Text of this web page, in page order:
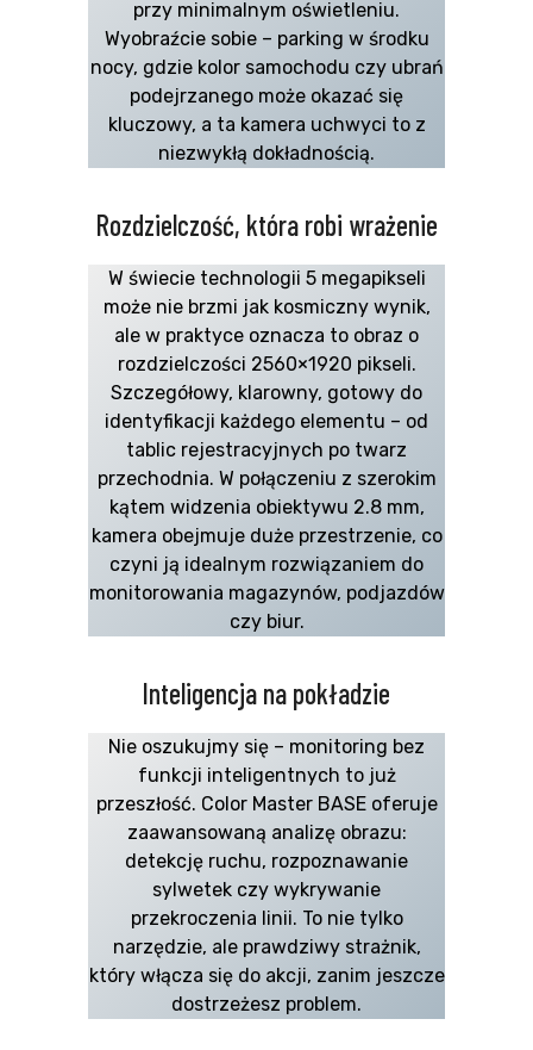
przy minimalnym oświetleniu.
Wyobraźcie sobie – parking w środku
nocy, gdzie kolor samochodu czy ubrań
podejrzanego może okazać się
kluczowy, a ta kamera uchwyci to z
niezwykłą dokładnością.
Rozdzielczość, która robi wrażenie
W świecie technologii 5 megapikseli
może nie brzmi jak kosmiczny wynik,
ale w praktyce oznacza to obraz o
rozdzielczości 2560×1920 pikseli.
Szczegółowy, klarowny, gotowy do
identyfikacji każdego elementu – od
tablic rejestracyjnych po twarz
przechodnia. W połączeniu z szerokim
kątem widzenia obiektywu 2.8 mm,
kamera obejmuje duże przestrzenie, co
czyni ją idealnym rozwiązaniem do
monitorowania magazynów, podjazdów
czy biur.
Inteligencja na pokładzie
Nie oszukujmy się – monitoring bez
funkcji inteligentnych to już
przeszłość. Color Master BASE oferuje
zaawansowaną analizę obrazu:
detekcję ruchu, rozpoznawanie
sylwetek czy wykrywanie
przekroczenia linii. To nie tylko
narzędzie, ale prawdziwy strażnik,
który włącza się do akcji, zanim jeszcze
dostrzeżesz problem.